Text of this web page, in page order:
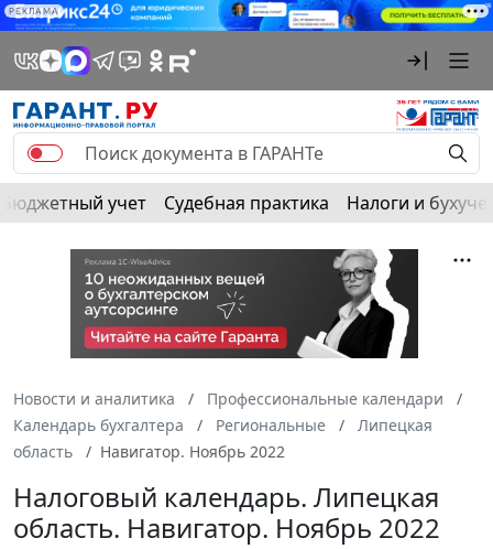
РЕКЛАМА
Бюджетный учет Судебная практика Налоги и
Новости и аналитика
Профессиональные календари
Календарь бухгалтера
Региональные
Липецкая
область
Навигатор. Ноябрь 2022
Налоговый календарь. Липецкая
область. Навигатор. Ноябрь 2022